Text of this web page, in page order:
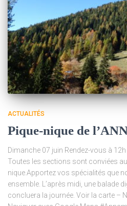
ACTUALITÉS
Pique-nique de
Dimanche 07 juin Rendez-vous à
Toutes les sections sont conviées
nique.Apportez vos spécialités que
ensemble. L’après midi, une balade
concluera la journée. Voir la carte –